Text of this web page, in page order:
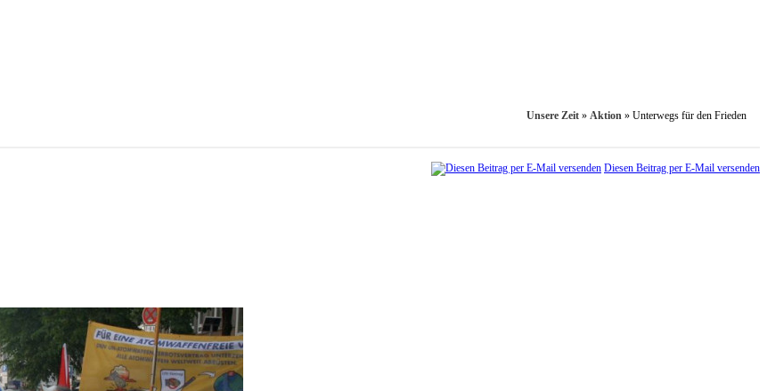
Unsere Zeit » Aktion » Unterwegs für den Frieden
Diesen Beitrag per E-Mail versenden